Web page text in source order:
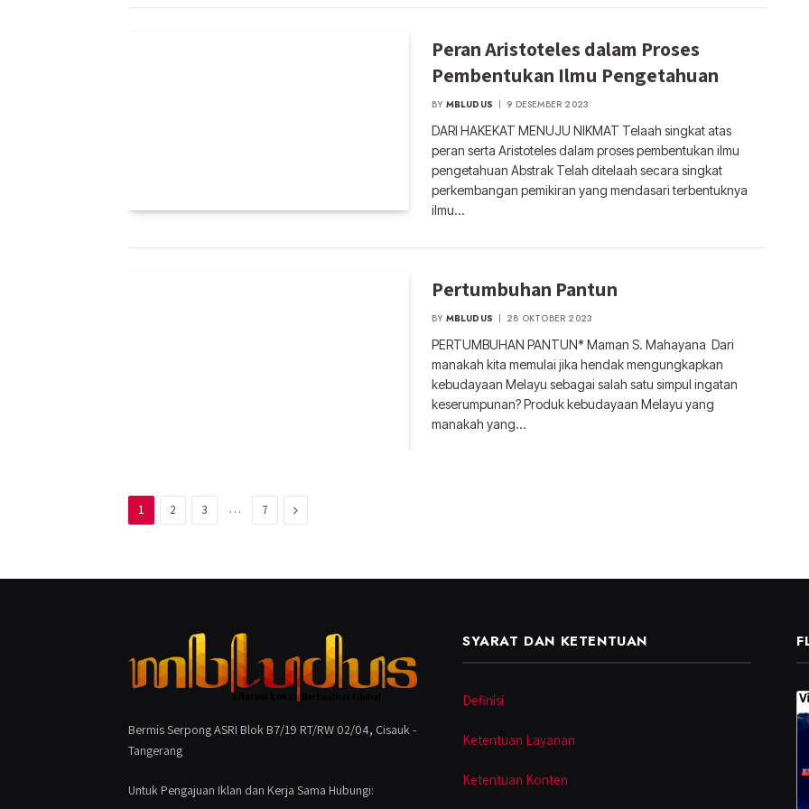
Peran Aristoteles dalam Proses
Pembentukan Ilmu Pengetahuan
BY MBLUDUS 9 DESEMBER 2023
DARI HAKEKAT MENUJU NIKMAT Telaah singkat atas
peran serta Aristoteles dalam proses pembentukan ilmu
pengetahuan Abstrak Telah ditelaah secara singkat
perkembangan pemikiran yang mendasari terbentuknya
ilmu…
Pertumbuhan Pantun
BY MBLUDUS 28 OKTOBER 2023
PERTUMBUHAN PANTUN* Maman S. Mahayana Dari
manakah kita memulai jika hendak mengungkapkan
kebudayaan Melayu sebagai salah satu simpul ingatan
keserumpunan? Produk kebudayaan Melayu yang
manakah yang…
1 2 3 … 7 Next
Bermis Serpong ASRI Blok B7/19 RT/RW 02/04, Cisauk -
Tangerang
Untuk Pengajuan Iklan dan Kerja Sama Hubungi:
SYARAT DAN KETENTUAN
Definisi
Ketentuan Layanan
Ketentuan Konten